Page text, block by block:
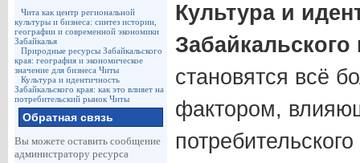
Чита как центр региональной
культуры и бизнеса: синтез истории,
географии и современной экономики
Забайкалья
Природные ресурсы Забайкальского
края: география и экономическое
значение для бизнеса Читы
Культура и идентичность
Забайкальского края: как это влияет на
потребительский рынок Читы
Обратная связь
Вы можете оставить сообщение
администратору ресурса
Культура и
Забайкальского
становятся всё
фактором,